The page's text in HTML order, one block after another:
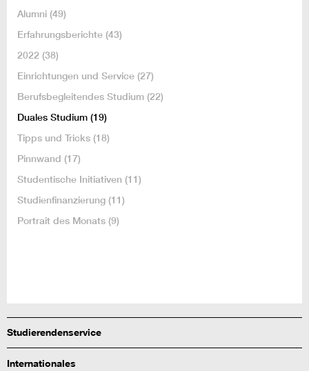
Alumni (49)
Erfahrungsberichte (43)
2022 (38)
Einrichtungen und Service (27)
Berufsbegleitendes Studium (22)
Duales Studium (19)
Tipps und Tricks (18)
Pinnwand (17)
Studentische Initiativen (11)
Studienfinanzierung (11)
Portrait des Monats (9)
Studierendenservice
Internationales